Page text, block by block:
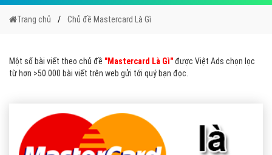
Trang chủ Chủ đề Mastercard Là Gì
Một số bài viết theo chủ đề "Mastercard Là Gì"được Việt Ads chọn lọc
từ hơn >50.000 bài viết trên web gửi tới quý bạn đọc.